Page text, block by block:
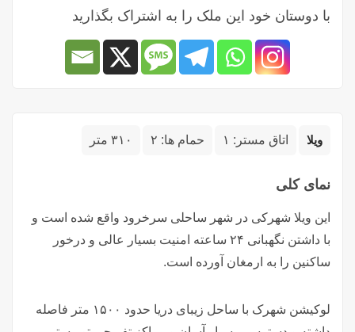
ویلا اتاق مستر: ۱ حمام ها: ۲ ۳۱۰ متر
نمای کلی
این ویلا شهرکی در شهر ساحلی سرخرود واقع شده است و
با داشتن نگهبانی ۲۴ ساعته امنیت بسیار عالی و درخور
ساکنین را به ارمغان آورده است.
لوکیشن شهرک با ساحل زیبای دریا حدود ۱۵۰۰ متر فاصله
با دوستان خود این ملک را به اشتراک بگذارید